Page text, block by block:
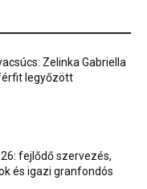
Zelinka Gabriella
legyőzött
fejlődő szervezés,
és igazi granfondós